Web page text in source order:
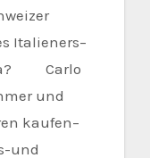
Italieners–
Carlo
und
kaufen–
und